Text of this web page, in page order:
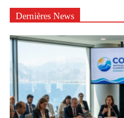
Dernières News